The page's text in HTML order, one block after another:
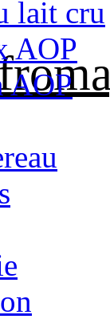
lait cru
AOP
AOP